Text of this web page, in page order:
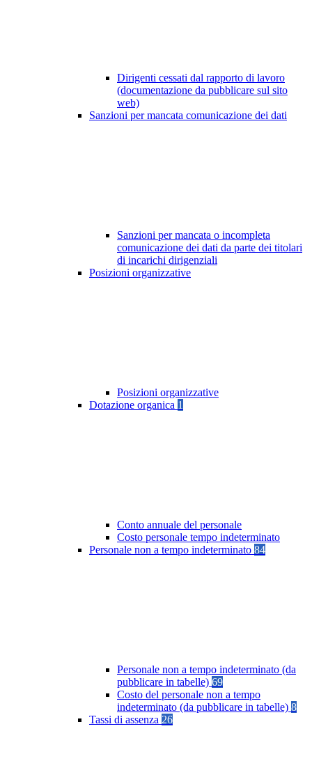
Dirigenti cessati dal rapporto di lavoro
(documentazione da pubblicare sul sito
web)
Sanzioni per mancata comunicazione dei dati
Sanzioni per mancata o incompleta
comunicazione dei dati da parte dei titolari
di incarichi dirigenziali
Posizioni organizzative
Posizioni organizzative
Dotazione organica 1
Conto annuale del personale
Costo personale tempo indeterminato
Personale non a tempo indeterminato 84
Personale non a tempo indeterminato (da
pubblicare in tabelle) 69
Costo del personale non a tempo
indeterminato (da pubblicare in tabelle) 8
Tassi di assenza 26